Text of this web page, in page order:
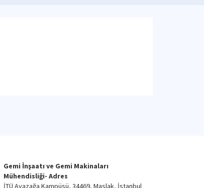
Gemi İnşaatı ve Gemi Makinaları
Mühendisliği- Adres
İTÜ Ayazağa Kampüsü, 34469, Maslak, İstanbul